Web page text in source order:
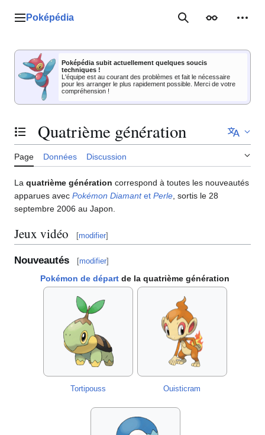
Menu principal
Poképédia RechercherApparence
Poképédia subit actuellement quelques soucis
techniques !
L'équipe est au courant des problèmes et fait le nécessaire
pour les arranger le plus rapidement possible. Merci de votre
compréhension !
Basculer la table des matières
Quatrième génération
Page Données Discussion
La quatrième génération correspond à toutes les nouveautés
apparues avec Pokémon Diamantet Perle , sortis le 28
septembre 2006 au Japon.
Jeux vidéo [modifier]
Nouveautés [modifier]
Pokémon de départ de la quatrième génération
Tortipouss Ouisticram